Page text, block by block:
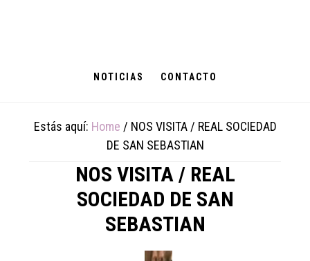
NOTICIAS CONTACTO
Estás aquí: Home / NOS VISITA / REAL SOCIEDAD
DE SAN SEBASTIAN
NOS VISITA / REAL
SOCIEDAD DE SAN
SEBASTIAN